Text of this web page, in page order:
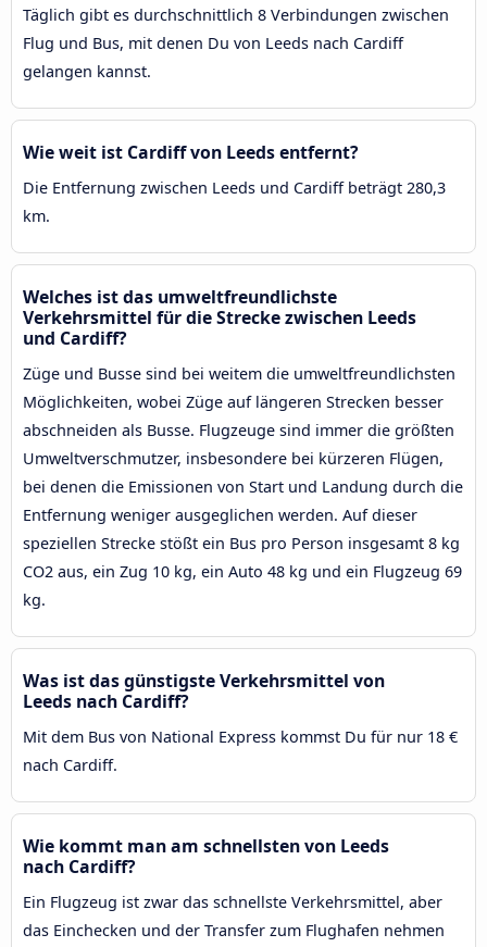
Täglich gibt es durchschnittlich 8 Verbindungen zwischen
Flug und Bus, mit denen Du von Leeds nach Cardiff
gelangen kannst.
Wie weit ist Cardiff von Leeds entfernt?
Die Entfernung zwischen Leeds und Cardiff beträgt 280,3
km.
Welches ist das umweltfreundlichste
Verkehrsmittel für die Strecke zwischen Leeds
und Cardiff?
Züge und Busse sind bei weitem die umweltfreundlichsten
Möglichkeiten, wobei Züge auf längeren Strecken besser
abschneiden als Busse. Flugzeuge sind immer die größten
Umweltverschmutzer, insbesondere bei kürzeren Flügen,
bei denen die Emissionen von Start und Landung durch die
Entfernung weniger ausgeglichen werden. Auf dieser
speziellen Strecke stößt ein Bus pro Person insgesamt 8 kg
CO2 aus, ein Zug 10 kg, ein Auto 48 kg und ein Flugzeug 69
kg.
Was ist das günstigste Verkehrsmittel von
Leeds nach Cardiff?
Mit dem Bus von National Express kommst Du für nur 18 €
nach Cardiff.
Wie kommt man am schnellsten von Leeds
nach Cardiff?
Ein Flugzeug ist zwar das schnellste Verkehrsmittel, aber
das Einchecken und der Transfer zum Flughafen nehmen